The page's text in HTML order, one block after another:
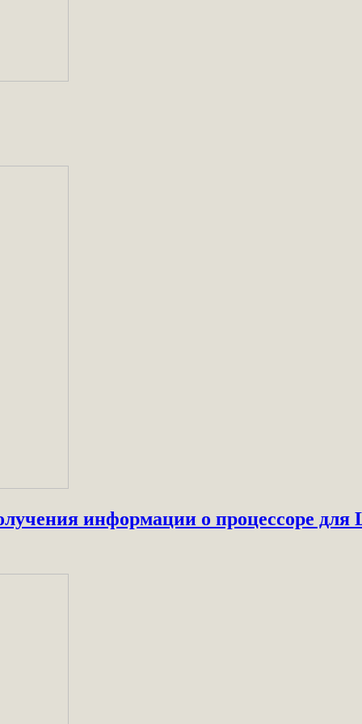
информации о процессоре для